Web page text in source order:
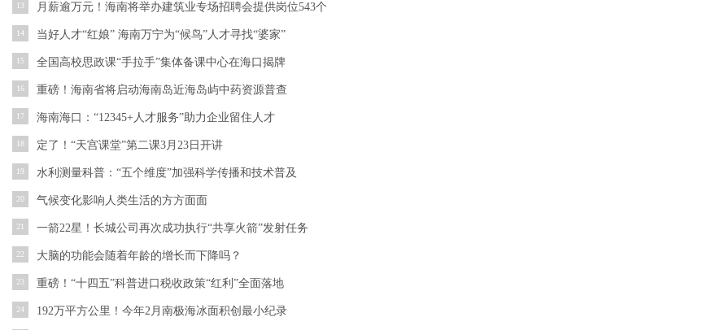
13 月薪逾万元！海南将举办建筑业专场招聘会提供岗位543个
14 当好人才“红娘” 海南万宁为“候鸟”人才寻找“婆家”
15 全国高校思政课“手拉手”集体备课中心在海口揭牌
16 重磅！海南省将启动海南岛近海岛屿中药资源普查
17 海南海口：“12345+人才服务”助力企业留住人才
18 定了！“天宫课堂”第二课3月23日开讲
19 水利测量科普：“五个维度”加强科学传播和技术普及
20 气候变化影响人类生活的方方面面
21 一箭22星！长城公司再次成功执行“共享火箭”发射任务
22 大脑的功能会随着年龄的增长而下降吗？
23 重磅！“十四五”科普进口税收政策“红利”全面落地
24 192万平方公里！今年2月南极海冰面积创最小纪录